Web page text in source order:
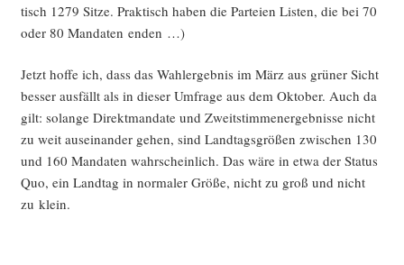
tisch 1279 Sit­ze. Prak­tisch haben die Par­tei­en Lis­ten, die bei 70
oder 80 Man­da­ten enden …)
Jetzt hof­fe ich, dass das Wahl­er­geb­nis im März aus grü­ner Sicht
bes­ser aus­fällt als in die­ser Umfra­ge aus dem Okto­ber. Auch da
gilt: solan­ge Direkt­man­da­te und Zweit­stim­men­er­geb­nis­se nicht
zu weit aus­ein­an­der gehen, sind Land­tags­grö­ßen zwi­schen 130
und 160 Man­da­ten wahr­schein­lich. Das wäre in etwa der Sta­tus
Quo, ein Land­tag in nor­ma­ler Grö­ße, nicht zu groß und nicht
zu klein.